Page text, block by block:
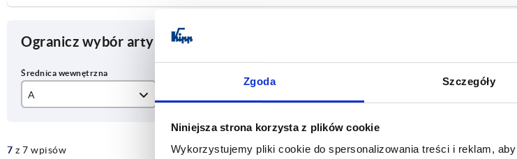
Zgoda Szczegóły
Niniejsza strona korzysta z plików cookie
Wykorzystujemy pliki cookie do spersonalizowania treści i reklam,
Ogranicz wybór artykułu
A
14,1
12,1
14,1
A
B 21
7 z 7 wpisów POWIĘKSZ